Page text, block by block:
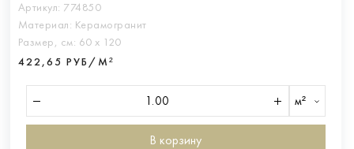
Артикул: 774850
Материал: Керамогранит
Размер, см: 60 х 120
422,65 РУБ/М²
м²
В корзину